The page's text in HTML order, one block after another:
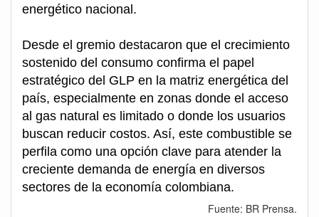
energético nacional.
Desde el gremio destacaron que el crecimiento
sostenido del consumo confirma el papel
estratégico del GLP en la matriz energética del
país, especialmente en zonas donde el acceso
al gas natural es limitado o donde los usuarios
buscan reducir costos. Así, este combustible se
perfila como una opción clave para atender la
creciente demanda de energía en diversos
sectores de la economía colombiana.
Fuente: BR Prensa.